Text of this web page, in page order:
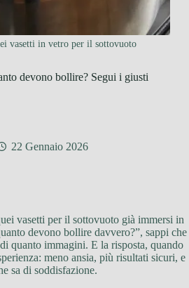
vasetti in vetro per il sottovuoto
devono bollire? Segui i giusti
22 Gennaio 2026
vasetti per il sottovuoto già immersi in
devono bollire davvero?”, sappi che
quanto immagini. E la risposta, quando
meno ansia, più risultati sicuri, e
sa di soddisfazione.